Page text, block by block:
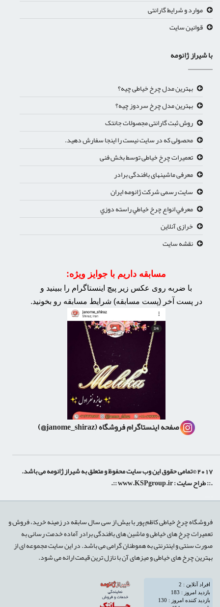
موارد و شرایط گارانتی
قوانین سایت
با شیراز ژانومه
بهترین مدل چرخ خیاطی چیه؟
بهترین مدل چرخ سردوز چیه؟
روش ثبت گارانتی مجصولات جانتک
محصولی که در سایت نیست را اینجا سفارش دهید.
تعمیرات چرخ خیاطی توسط بخش فنی
معرفی ماشینهای بافندگی برادر
سایت رسمی شرکت ژانومه ایران
معرفي انواع چرخ خياطي راسته دوزي
خرازی آنلاین
نقشه سایت
مسابقه داریم با جوایز ویژه:
با ضربه روی عکس زیر پیچ اینستاگرام را ببینید و
در پست آخر (پست مسابقه) شرایط مسابقه رو بخونید.
صفحه اینستاگرام فروشگاه(janome_shiraz@)
2017 ©تمامی حقوق این وب سایت محفوظ و متعلق به شیراز ژانومه می باشد.
.:: طراح سایت :www.KSPgroup.ir
::.
فروشگاه چرخ خیاطی کاظم پور با بیش از سی سال سابقه در زمینه خرید، فروش و
تعمیرات چرخ های خیاطی و ماشین های بافندگی برادر آماده خدمت رسانی به
صورت سنتی و اینترنتی به هموطنان گرامی می باشد. در این سایت مجموعه ای از
بهترین چرخ های خیاطی و میزهای آن با نازل ترین قیمت ارائه می شود.